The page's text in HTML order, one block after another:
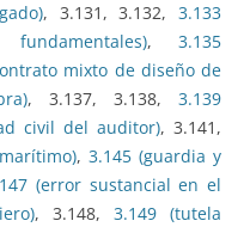
, 3.131, 3.132, 3.133
, 3.135
mixto de diseño de
, 3.137, 3.138,3.139
civil del auditor), 3.141,
,3.145 (guardia y
(error sustancial en el
, 3.148, 3.149 (tutela